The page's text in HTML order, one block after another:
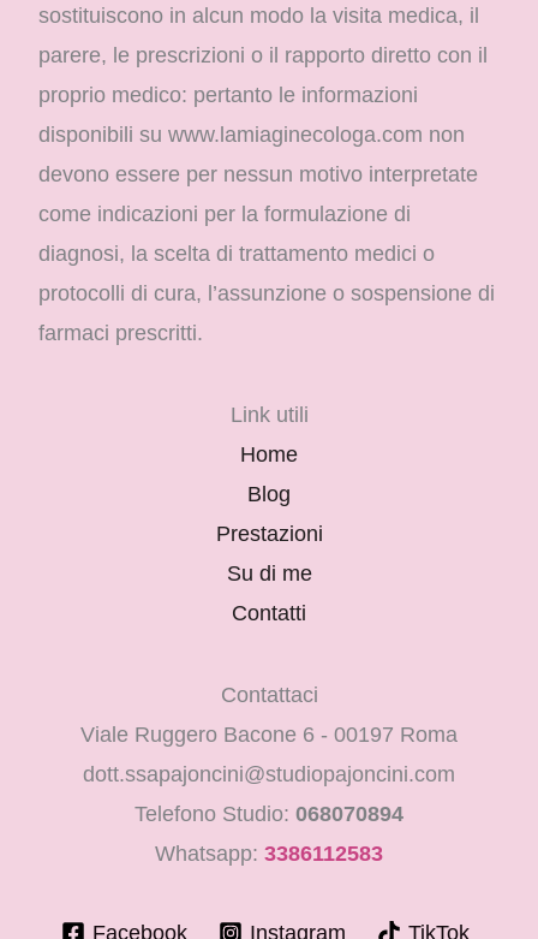
sostituiscono in alcun modo la visita medica, il
parere, le prescrizioni o il rapporto diretto con il
proprio medico: pertanto le informazioni
disponibili su www.lamiaginecologa.com non
devono essere per nessun motivo interpretate
come indicazioni per la formulazione di
diagnosi, la scelta di trattamento medici o
protocolli di cura, l’assunzione o sospensione di
farmaci prescritti.
Link utili
Home
Blog
Prestazioni
Su di me
Contatti
Contattaci
Viale Ruggero Bacone 6 - 00197 Roma
dott.ssapajoncini@studiopajoncini.com
Telefono Studio: 068070894
Whatsapp: 3386112583
Facebook Instagram TikTok